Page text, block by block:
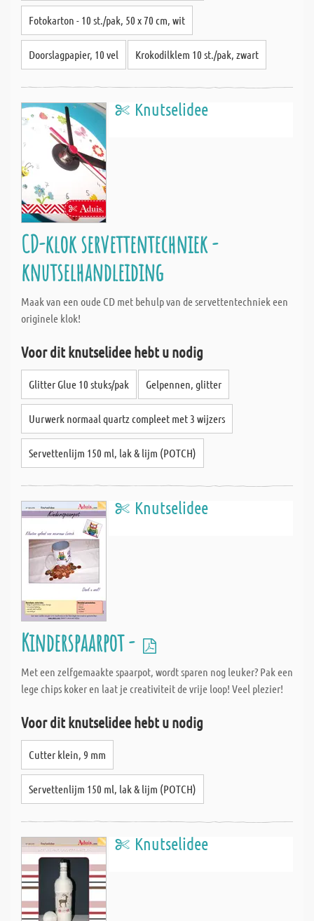
Fotokarton - 10 st./pak, 50 x 70 cm, wit
Doorslagpapier, 10 vel Krokodilklem 10 st./pak, zwart
Knutselidee
CD-klok servettentechniek -
knutselhandleiding
Maak van een oude CD met behulp van de servettentechniek een
originele klok!
Voor dit knutselidee hebt u nodig
Glitter Glue 10 stuks/pak Gelpennen, glitter
Uurwerk normaal quartz compleet met 3 wijzers
Servettenlijm 150 ml, lak & lijm (POTCH)
Knutselidee
Kinderspaarpot -
Met een zelfgemaakte spaarpot, wordt sparen nog leuker? Pak een
lege chips koker en laat je creativiteit de vrije loop! Veel plezier!
Voor dit knutselidee hebt u nodig
Cutter klein, 9 mm
Servettenlijm 150 ml, lak & lijm (POTCH)
Knutselidee